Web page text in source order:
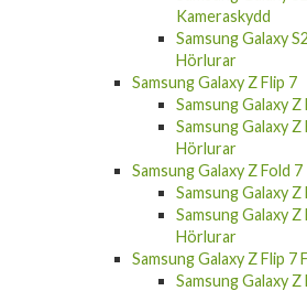
Kameraskydd
Samsung Galaxy
Hörlurar
Samsung Galaxy Z Flip 7
Samsung Galaxy Z
Samsung Galaxy
Hörlurar
Samsung Galaxy Z Fold 7
Samsung Galaxy Z
Samsung Galaxy
Hörlurar
Samsung Galaxy Z Flip 7
Samsung Galaxy Z